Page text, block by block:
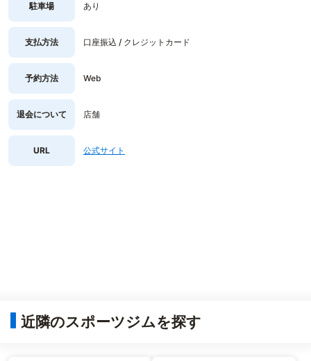
駐車場 あり
支払方法 口座振込 / クレジットカード
予約方法 Web
退会について 店舗
URL 公式サイト
近隣のスポーツジムを探す